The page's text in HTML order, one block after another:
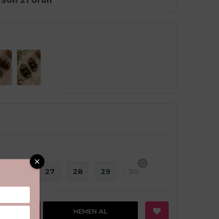
27 28 29
HEMEN AL